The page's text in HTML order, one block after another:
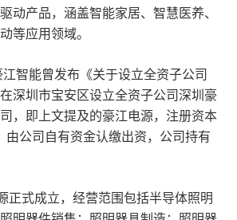
动产品，涵盖智能家居、智慧医养、
等应用领域。
智能曾发布《关于设立全资子公司
深圳市宝安区设立全资子公司深圳豪
，即上文提及的豪江电源，注册资本
由公司自有资金认缴出资，公司持有
正式成立，经营范围包括半导体照明